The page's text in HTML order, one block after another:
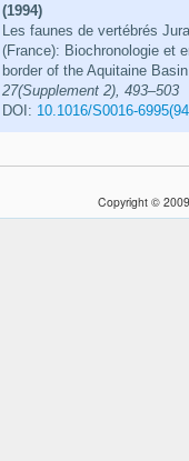
(1994)
Les faunes de vertébrés
(France): Biochronologie et
border of the Aquitaine
27(Supplement 2), 493–503
DOI: 10.1016/S0016-
Copyright ©